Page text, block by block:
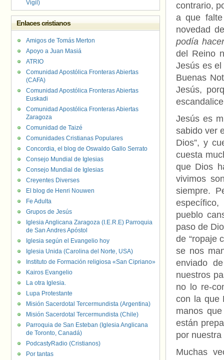
contrario,
a que
novedad
podía
del Reino
Jesús es
Buenas
Jesús,
Jesús es
sabido ver
Dios”, y
cuesta
que Dios
vivimos
siempre.
específico,
pueblo
paso de
de “ropaje
se nos
enviado
nuestros
no lo re-
con la que
manos
están
por
Muchas
Vigil)
Enlaces cristianos
Amigos de Tomás Merton
Apoyo a Juan Masiá
ATRIO
Comunidad Apostólica Fronteras Abiertas
(CAFA)
Comunidad Apostólica Fronteras Abiertas
Euskadi
Comunidad Apostólica Fronteras Abiertas
Zaragoza
Comunidad de Taizé
Comunidades Cristianas Populares
Concordia, el blog de Oswaldo Gallo Serrato
Consejo Mundial de Iglesias
Consejo Mundial de Iglesias
Creyentes Diverses
El blog de Henri Nouwen
Fe Adulta
Grupos de Jesús
Iglesia Anglicana Zaragoza (I.E.R.E) Parroquia
de San Andres Apóstol
Iglesia según el Evangelio hoy
Iglesia Unida (Carolina del Norte, USA)
Instituto de Formación religiosa «San Cipriano»
Kairos Evangelio
La otra Iglesia.
Lupa Protestante
Misión Sacerdotal Tercermundista (Argentina)
Misión Sacerdotal Tercermundista (Chile)
Parroquia de San Esteban (Iglesia Anglicana
de Toronto, Canadá)
PodcastyRadio (Cristianos)
Por tantas